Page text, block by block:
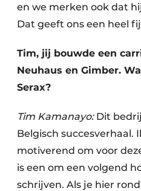
en we merken ook dat
Dat geeft ons een heel
Tim, jij bouwde een
Neuhaus en Gimber.
Serax?
Tim Kamanayo: Dit
Belgisch succesverhaal.
motiverend om voor
is een om een volgend
schrijven. Als je hier